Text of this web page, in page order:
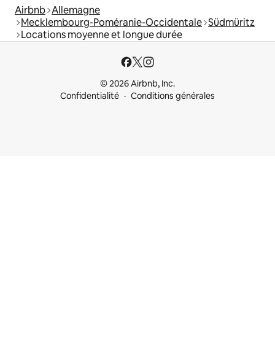
Airbnb Allemagne
Mecklembourg-Poméranie-Occidentale Südmüritz
Locations moyenne et longue durée
© 2026 Airbnb, Inc.
Confidentialité
Conditions générales